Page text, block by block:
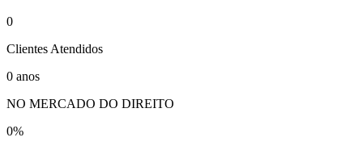
0
Clientes Atendidos
0 anos
NO MERCADO DO DIREITO
0%